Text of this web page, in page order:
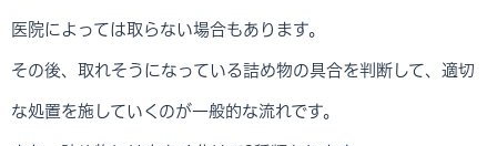
医院によっては取らない場合もあります。
その後、取れそうになっている詰め物の具合を判断して、適切
な処置を施していくのが一般的な流れです。